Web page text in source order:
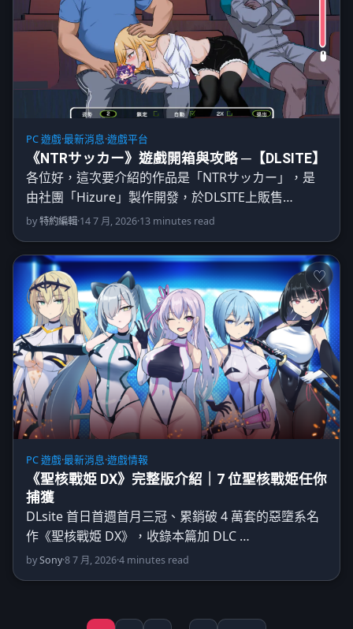
PC 遊戲·最新消息·遊戲平台
《NTRサッカー》遊戲開箱與攻略 ─【DLSITE】
各位好，這次要介紹的作品是「NTRサッカー」，是
由社團「Hizure」製作開發，於DLSITE上販售…
by特約編輯·14 7 月, 2026·13 minutes read
PC 遊戲·最新消息·遊戲情報
《聖核戰姫 DX》完整版介紹｜7 位聖核戰姫任你
捕獲
DLsite 首日首週首月三冠、累銷破 4 萬套的惡墮系名
作《聖核戰姫 DX》，收錄本篇加 DLC …
bySony·8 7 月, 2026·4 minutes read